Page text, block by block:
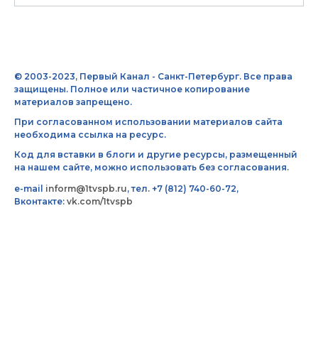
© 2003-2023, Первый Канал - Санкт-Петербург. Все права
защищены. Полное или частичное копирование
материалов запрещено.
При согласованном использовании материалов сайта
необходима ссылка на ресурс.
Код для вставки в блоги и другие ресурсы, размещенный
на нашем сайте, можно использовать без согласования.
e-mail inform@1tvspb.ru, тел. +7 (812) 740-60-72,
Вконтакте: vk.com/1tvspb